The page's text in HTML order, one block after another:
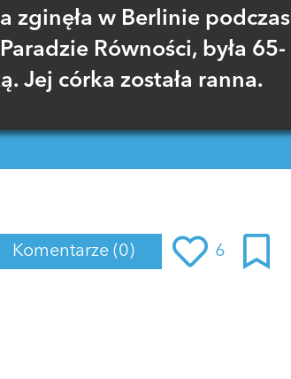
zginęła w Berlinie podczas
Równości, była 65-
Jej córka została ranna.
Komentarze (0) 6